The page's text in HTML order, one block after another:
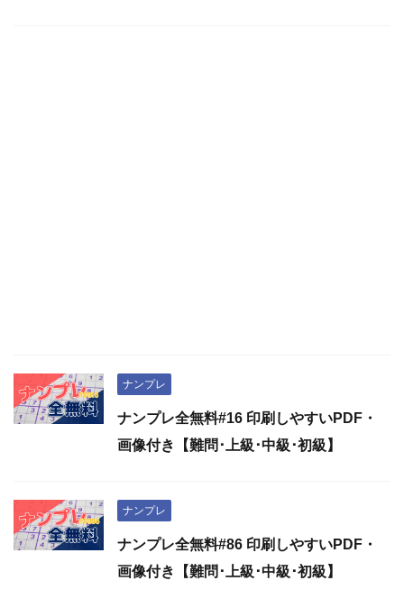
ナンプレ
ナンプレ全無料#16 印刷しやすいPDF・
画像付き【難問･上級･中級･初級】
ナンプレ
ナンプレ全無料#86 印刷しやすいPDF・
画像付き【難問･上級･中級･初級】